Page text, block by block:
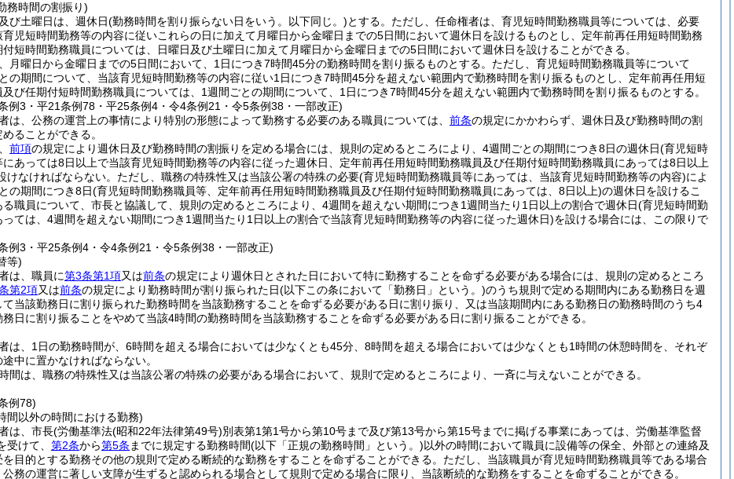
務時間の割振り)
び土曜日は、週休日(勤務時間を割り振らない日をいう。以下同じ。)とする。 ただし、任命権者は、育児短時間勤務職員等については、必要
育児短時間勤務等の内容に従いこれらの日に加えて月曜日から金曜日までの5日間において週休日を設けるものとし、定年前再任用短時間勤務
短時間勤務職員については、日曜日及び土曜日に加えて月曜日から金曜日までの5日間において週休日を設けることができる。
月曜日から金曜日までの5日間において、1日につき7時間45分の勤務時間を割り振るものとする。 ただし、育児短時間勤務職員等について
の期間について、当該育児短時間勤務等の内容に従い1日につき7時間45分を超えない範囲内で勤務時間を割り振るものとし、定年前再任用短
び任期付短時間勤務職員については、1週間ごとの期間について、1日につき7時間45分を超えない範囲内で勤務時間を割り振るものとする。
例3・平21条例78・平25条例4・令4条例21・令5条例38・一部改正)
は、公務の運営上の事情により特別の形態によって勤務する必要のある職員については、 前条の規定にかかわらず、週休日及び勤務時間の割
ることができる。
前項の規定により週休日及び勤務時間の割振りを定める場合には、規則の定めるところにより、4週間ごとの期間につき8日の週休日(育児短時
にあっては8日以上で当該育児短時間勤務等の内容に従った週休日、定年前再任用短時間勤務職員及び任期付短時間勤務職員にあっては8日以上
けなければならない。 ただし、職務の特殊性又は当該公署の特殊の必要(育児短時間勤務職員等にあっては、当該育児短時間勤務等の内容)によ
の期間につき8日(育児短時間勤務職員等、定年前再任用短時間勤務職員及び任期付短時間勤務職員にあっては、8日以上)の週休日を設けるこ
る職員について、市長と協議して、規則の定めるところにより、4週間を超えない期間につき1週間当たり1日以上の割合で週休日(育児短時間勤
ては、4週間を超えない期間につき1週間当たり1日以上の割合で当該育児短時間勤務等の内容に従った週休日)を設ける場合には、この限りで
例3・平25条例4・令4条例21・令5条例38・一部改正)
等)
は、職員に第3条第1項又は前条の規定により週休日とされた日において特に勤務することを命ずる必要がある場合には、規則の定めるところ
第2項又は前条の規定により勤務時間が割り振られた日(以下この条において「勤務日」という。)のうち規則で定める期間内にある勤務日を週
当該勤務日に割り振られた勤務時間を当該勤務することを命ずる必要がある日に割り振り、又は当該期間内にある勤務日の勤務時間のうち4
日に割り振ることをやめて当該4時間の勤務時間を当該勤務することを命ずる必要がある日に割り振ることができる。
は、1日の勤務時間が、6時間を超える場合においては少なくとも45分、8時間を超える場合においては少なくとも1時間の休憩時間を、それぞ
中に置かなければならない。
間は、職務の特殊性又は当該公署の特殊の必要がある場合において、規則で定めるところにより、一斉に与えないことができる。
例78)
間以外の時間における勤務)
は、市長(労働基準法(昭和22年法律第49号)別表第1第1号から第10号まで及び第13号から第15号までに掲げる事業にあっては、労働基準監督
受けて、 第2条から第5条 までに規定する勤務時間(以下「正規の勤務時間」という。)以外の時間において職員に設備等の保全、外部との連絡及
目的とする勤務その他の規則で定める断続的な勤務をすることを命ずることができる。 ただし、当該職員が育児短時間勤務職員等である場合
務の運営に著しい支障が生ずると認められる場合として規則で定める場合に限り、当該断続的な勤務をすることを命ずることができる。